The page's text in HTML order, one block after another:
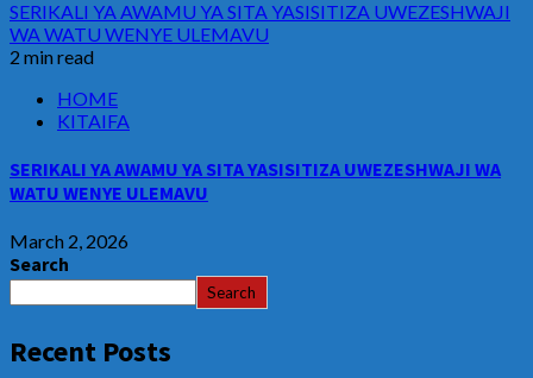
SERIKALI YA AWAMU YA SITA YASISITIZA UWEZESHWAJI
WA WATU WENYE ULEMAVU
2 min read
HOME
KITAIFA
SERIKALI YA AWAMU YA SITA YASISITIZA UWEZESHWAJI WA
WATU WENYE ULEMAVU
March 2, 2026
Search
Search
Recent Posts